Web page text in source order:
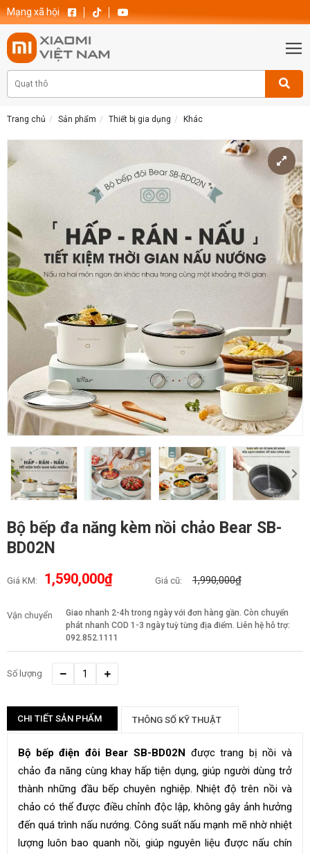
Mạng xã hội
Trang chủ Sản phẩm Thiết bị gia dụng Khác
Bộ bếp đa năng kèm nồi chảo Bear SB-
BD02N
Giá KM: 1,590,000₫ Giá cũ: 1,990,000₫
Vận chuyển
Giao nhanh 2-4h trong ngày với đơn hàng gần. Còn chuyển
phát nhanh COD 1-3 ngày tuỳ từng địa điểm. Liên hệ hỗ trợ:
092.852.1111
Số lượng
CHI TIẾT SẢN PHẨM THÔNG SỐ KỸ THUẬT
Bộ bếp điện đôi Bear SB-BD02N được trang bị nồi và
chảo đa năng cùng khay hấp tiện dụng, giúp người dùng trở
thành những đầu bếp chuyên nghiệp. Nhiệt độ trên nồi và
chảo có thể được điều chỉnh độc lập, không gây ảnh hưởng
đến quá trình nấu nướng. Công suất nấu mạnh mẽ nhờ nhiệt
lượng luôn bao quanh nồi, giúp nguyên liệu được nấu chín